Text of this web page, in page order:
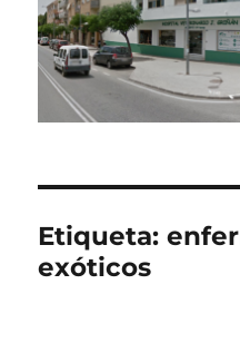
Etiqueta:
exóticos